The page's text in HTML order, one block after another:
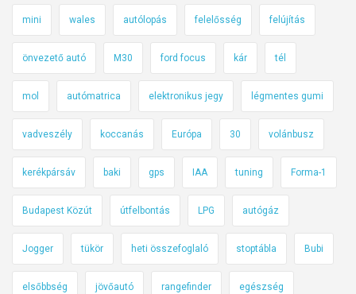
mini wales autólopás felelősség felújítás
önvezető autó M30 ford focus kár tél
mol autómatrica elektronikus jegy légmentes gumi
vadveszély koccanás Európa 30 volánbusz
kerékpársáv baki gps IAA tuning Forma-1
Budapest Közút útfelbontás LPG autógáz
Jogger tükör heti összefoglaló stoptábla Bubi
elsőbbség jövőautó rangefinder egészség